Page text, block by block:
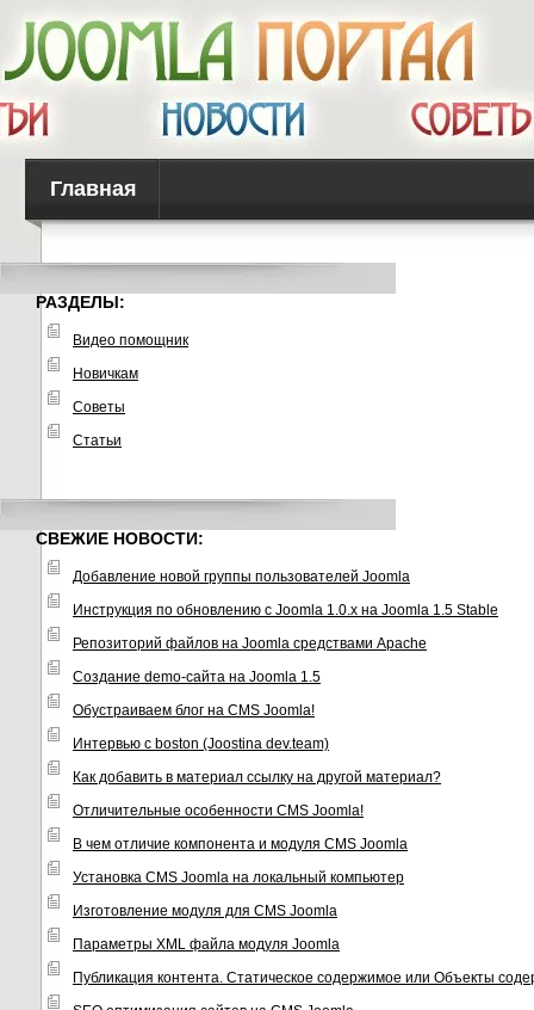
Главная
РАЗДЕЛЫ:
Видео помощник
Новичкам
Советы
Статьи
СВЕЖИЕ НОВОСТИ:
Добавление новой группы пользователей Joomla
Инструкция по обновлению с Joomla 1.0.x на Joomla 1.5 Stable
Репозиторий файлов на Joomla средствами Apache
Создание demo-сайта на Joomla 1.5
Обустраиваем блог на CMS Joomla!
Интервью с boston (Joostina dev.team)
Как добавить в материал ссылку на другой материал?
Отличительные особенности CMS Joomla!
В чем отличие компонента и модуля CMS Joomla
Установка CMS Joomla на локальный компьютер
Изготовление модуля для CMS Joomla
Параметры XML файла модуля Joomla
Публикация контента. Статическое содержимое или Объекты